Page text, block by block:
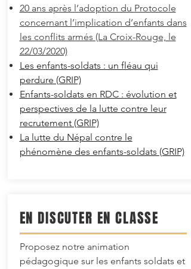
20 ans après l’adoption du Protocole
concernant l’implication d’enfants dans
les conflits armés (La Croix-Rouge, le
22/03/2020)
Les enfants-soldats : un fléau qui
perdure (GRIP)
Enfants-soldats en RDC : évolution et
perspectives de la lutte contre leur
recrutement (GRIP)
La lutte du Népal contre le
phénomène des enfants-soldats (GRIP)
Proposez notre animation
pédagogique sur les enfants soldats et
EN DISCUTER EN CLASSE